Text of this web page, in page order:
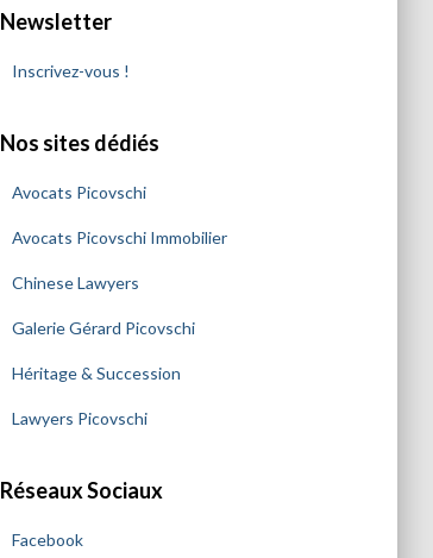
e
r
Newsletter
Inscrivez-vous !
Nos sites dédiés
Avocats Picovschi
Avocats Picovschi Immobilier
Chinese Lawyers
Galerie Gérard Picovschi
Héritage & Succession
Lawyers Picovschi
Réseaux Sociaux
Facebook